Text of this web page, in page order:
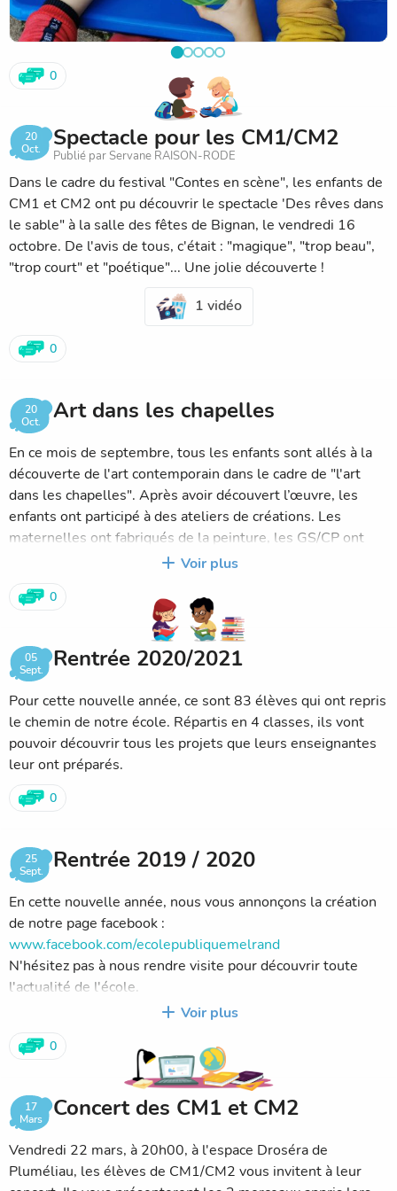
0
20
Oct.
Spectacle pour les CM1/CM2
Publié par Servane RAISON-RODE
Dans le cadre du festival "Contes en scène", les enfants de
CM1 et CM2 ont pu découvrir le spectacle 'Des rêves dans
le sable" à la salle des fêtes de Bignan, le vendredi 16
octobre. De l'avis de tous, c'était : "magique", "trop beau",
"trop court" et "poétique"... Une jolie découverte !
1 vidéo
0
20
Oct.
Art dans les chapelles
En ce mois de septembre, tous les enfants sont allés à la
découverte de l'art contemporain dans le cadre de "l'art
dans les chapelles". Après avoir découvert l’œuvre, les
enfants ont participé à des ateliers de créations. Les
maternelles ont fabriqués de la peinture, les GS/CP ont
crée une œuvre graphique pendant que les CE/CM mettait
en musique leur école.
Voir plus
0
05
Sept.
Rentrée 2020/2021
Pour cette nouvelle année, ce sont 83 élèves qui ont repris
le chemin de notre école. Répartis en 4 classes, ils vont
pouvoir découvrir tous les projets que leurs enseignantes
leur ont préparés.
0
25
Sept.
Rentrée 2019 / 2020
En cette nouvelle année, nous vous annonçons la création
de notre page facebook :
www.facebook.com/ecolepubliquemelrand
N'hésitez pas à nous rendre visite pour découvrir toute
l'actualité de l'école.
Voir plus
0
17
Mars
Concert des CM1 et CM2
Vendredi 22 mars, à 20h00, à l'espace Droséra de
Pluméliau, les élèves de CM1/CM2 vous invitent à leur